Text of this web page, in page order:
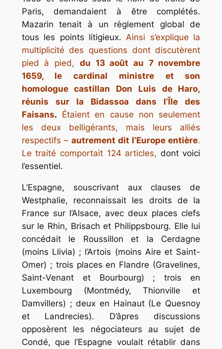
Paris, demandaient à être complétés.
Mazarin tenait à un règlement global de
tous les points litigieux. Ainsi s’explique la
multiplicité des questions dont discutèrent
pied à pied, du 13 août au 7 novembre
1659, le cardinal ministre et son
homologue castillan Don Luis de Haro,
réunis sur la Bidassoa dans l’Île des
Faisans. Étaient en cause non seulement
les deux belligérants, mais leurs alliés
respectifs – autrement dit l’Europe entière.
Le traité comportait 124 articles, dont voici
l’essentiel.
L’Espagne, souscrivant aux clauses de
Westphalie, reconnaissait les droits de la
France sur l’Alsace, avec deux places clefs
sur le Rhin, Brisach et Philippsbourg. Elle lui
concédait le Roussillon et la Cerdagne
(moins Llivia) ; l’Artois (moins Aire et Saint-
Omer) ; trois places en Flandre (Gravelines,
Saint-Venant et Bourbourg) ; trois en
Luxembourg (Montmédy, Thionville et
Damvillers) ; deux en Hainaut (Le Quesnoy
et Landrecies). D’âpres discussions
opposèrent les négociateurs au sujet de
Condé, que l’Espagne voulait rétablir dans